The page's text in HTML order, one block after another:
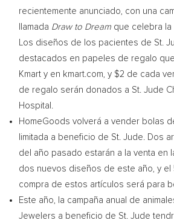
recientemente anunciado, con una
llamada Draw to Dream que celebra la
Los diseños de los pacientes de St.
destacados en papeles de regalo
Kmart y en kmart.com, y $2 de cada
de regalo serán donados a St. Jude
Hospital.
HomeGoods volverá a vender bolas
limitada a beneficio de St. Jude. Dos
del año pasado estarán a la venta en
dos nuevos diseños de este año, y el
compra de estos artículos será para
Este año, la campaña anual de
Jewelers a beneficio de St. Jude